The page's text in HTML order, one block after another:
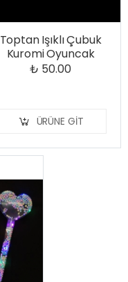
Toptan Işıklı Çubuk
Kuromi Oyuncak
₺ 50.00
ÜRÜNE GIT